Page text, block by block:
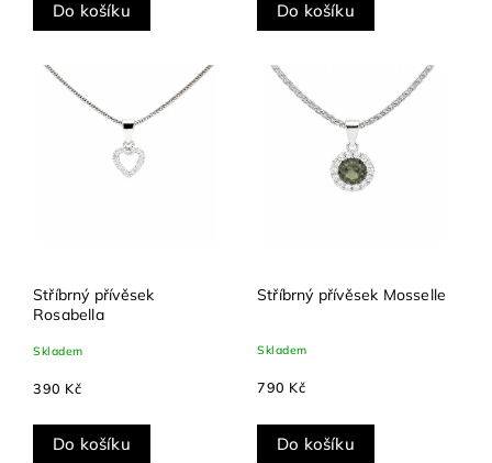
Do košíku Do košíku
Stříbrný přívěsek
Rosabella
Skladem
390 Kč
Do košíku
Stříbrný přívěsek Mosselle
Skladem
790 Kč
Do košíku